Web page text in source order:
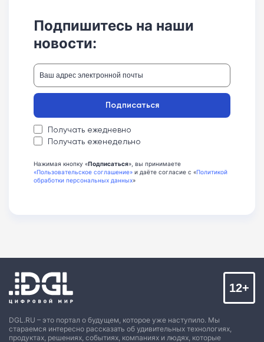
Подпишитесь на наши
новости:
Получать ежедневно
Получать еженедельно
Подписаться
Нажимая кнопку «Подписаться», вы принимаете
«Пользовательское соглашение» и даёте согласие с «Политикой
обработки персональных данных»
DGL.RU – это портал о будущем, которое уже наступило. Мы
стараемся интересно рассказать об удивительных технологиях,
продуктах, решениях, событиях, компаниях и людях, которые
12+